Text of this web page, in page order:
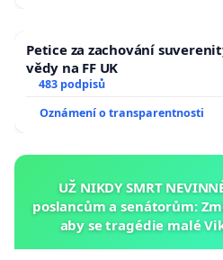
Petice za zachování
vědy na FF UK
483 podpisů
Oznámení o transparentnosti
UŽ NIKDY SMRT
poslancům a senátorům:
aby se tragédie malé